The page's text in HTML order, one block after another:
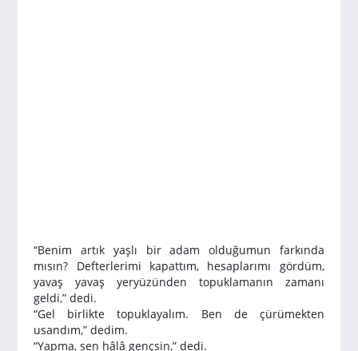
“Benim artık yaşlı bir adam olduğumun farkında
mısın? Defterlerimi kapattım, hesaplarımı gördüm,
yavaş yavaş yeryüzünden topuklamanın zamanı
geldi,” dedi.
“Gel birlikte topuklayalım. Ben de çürümekten
usandım,” dedim.
“Yapma, sen hâlâ gençsin,” dedi.